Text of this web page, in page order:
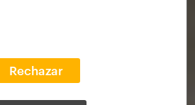
Rechazar